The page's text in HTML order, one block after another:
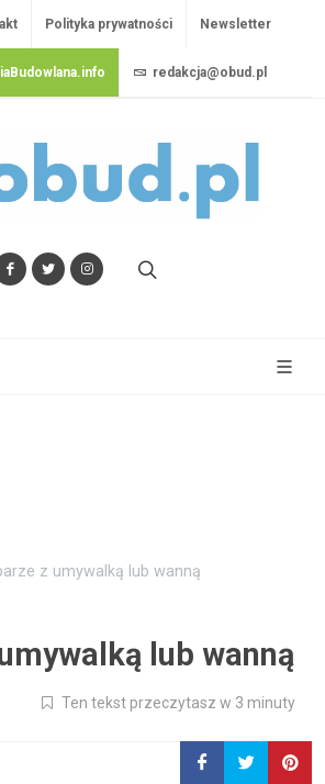
Polityka prywatności Newsletter
redakcja@obud.pl
z umywalką lub wanną
lub wanną
Ten tekst przeczytasz w 3 minuty